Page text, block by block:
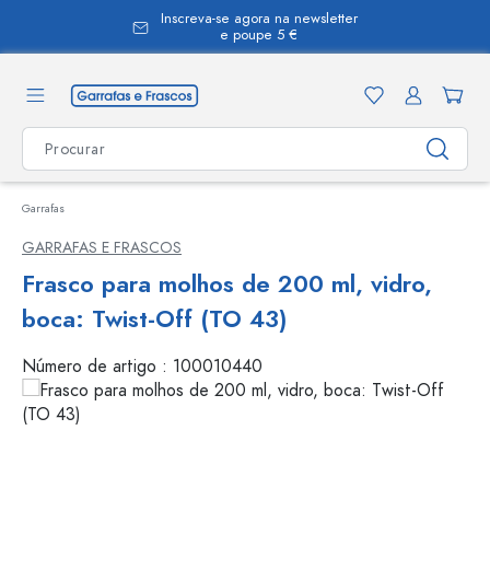
Inscreva-se agora na newsletter
e poupe 5 €
Garrafas
GARRAFAS E FRASCOS
Frasco para molhos de 200 ml, vidro,
boca: Twist-Off (TO 43)
Número de artigo : 100010440